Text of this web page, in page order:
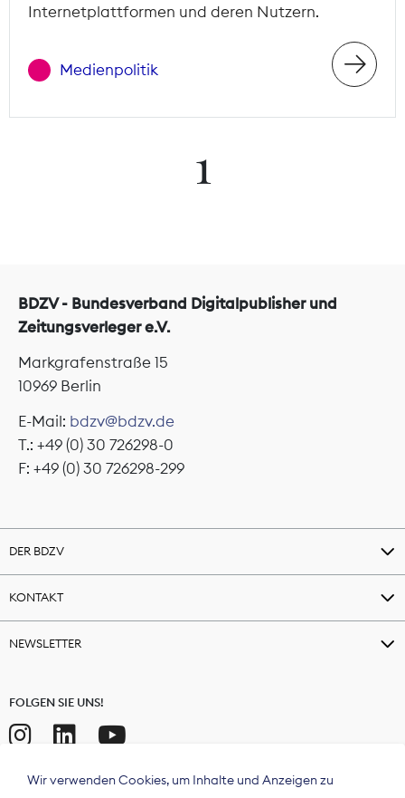
Internetplattformen und deren Nutzern.
Medienpolitik
1
BDZV - Bundesverband Digitalpublisher und
Zeitungsverleger e.V.
Markgrafenstraße 15
10969 Berlin
E-Mail: bdzv@bdzv.de
T.: +49 (0) 30 726298-0
F: +49 (0) 30 726298-299
DER BDZV
KONTAKT
NEWSLETTER
FOLGEN SIE UNS!
Wir verwenden Cookies, um Inhalte und Anzeigen zu